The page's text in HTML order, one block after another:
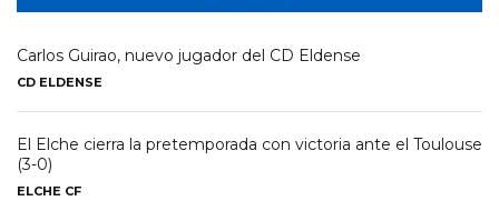
Carlos Guirao, nuevo jugador del CD Eldense
CD ELDENSE
El Elche cierra la pretemporada con victoria ante el Toulouse
(3-0)
ELCHE CF